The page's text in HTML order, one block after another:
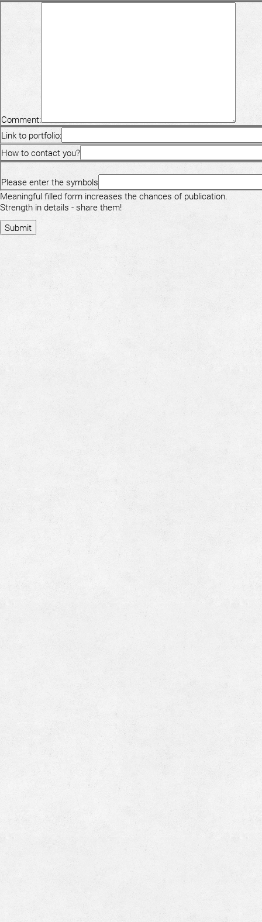
Comment:
Link to portfolio:
How to contact you?
Please enter the symbols
Meaningful filled form increases the chances of publication.
Strength in details - share them!